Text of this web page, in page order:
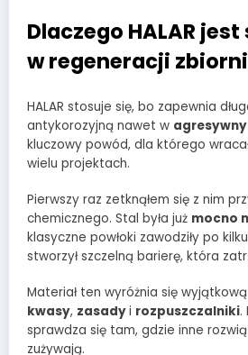
Dlaczego HALAR
w regeneracji
HALAR stosuje się, bo zapewnia
antykorozyjną nawet w
kluczowy powód, dla którego
wielu projektach.
Pierwszy raz zetknąłem się z nim
chemicznego. Stal była już mocno
klasyczne powłoki zawodziły po
stworzył szczelną barierę, która
Materiał ten wyróżnia się
kwasy, zasadyi rozpuszczalniki.
sprawdza się tam, gdzie inne
zużywają.